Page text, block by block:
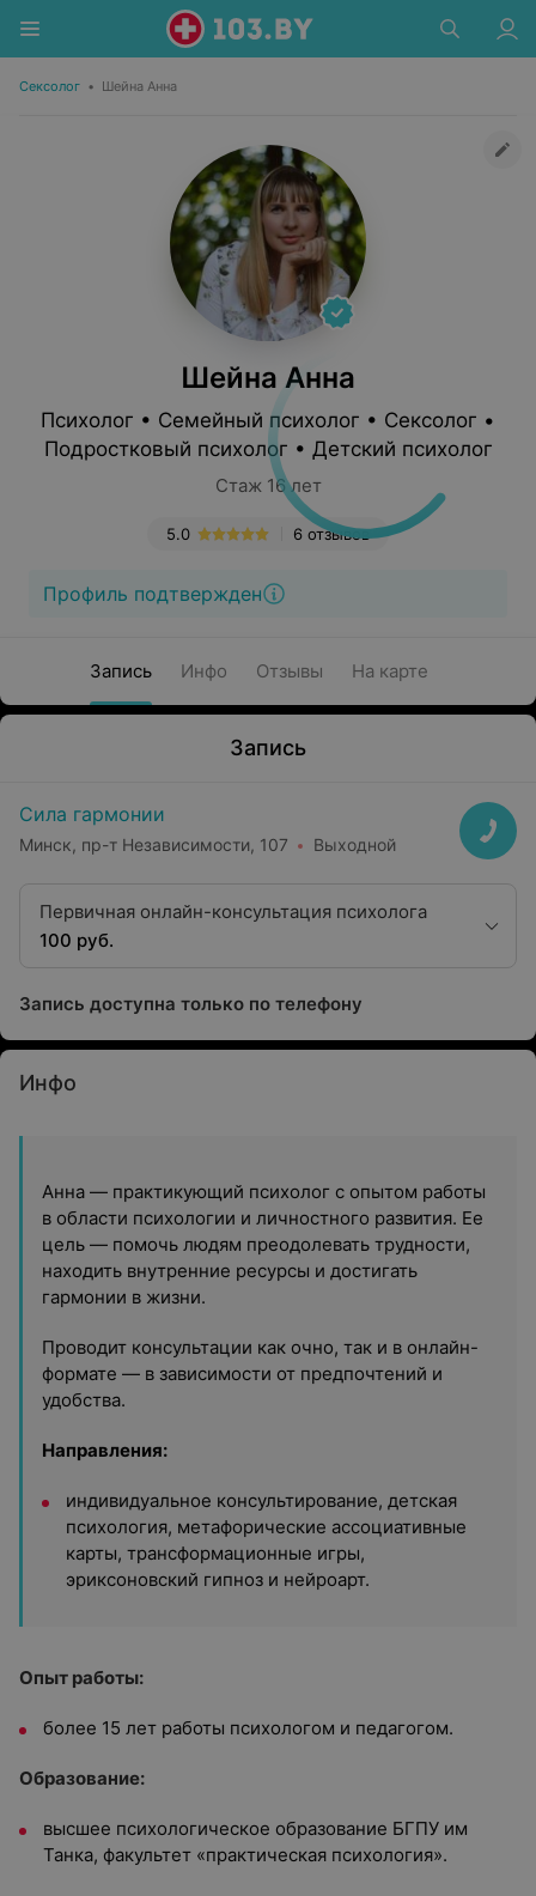
Сексолог • Шейна Анна
Шейна Анна
Психолог • Семейный психолог • Сексолог •
Подростковый психолог • Детский психолог
Стаж 16 лет
6 отзывов
5.0
Профиль подтвержден
Запись Инфо Отзывы На карте
Запись
Сила гармонии
Минск, пр-т Независимости, 107 Выходной
Первичная онлайн-консультация психолога
100 руб.
Запись доступна только по телефону
Инфо
Анна — практикующий психолог с опытом работы
в области психологии и личностного развития. Ее
цель — помочь людям преодолевать трудности,
находить внутренние ресурсы и достигать
гармонии в жизни.
Проводит консультации как очно, так и в онлайн-
формате — в зависимости от предпочтений и
удобства.
Направления:
индивидуальное консультирование, детская
психология, метафорические ассоциативные
карты, трансформационные игры,
эриксоновский гипноз и нейроарт.
Опыт работы:
более 15 лет работы психологом и педагогом.
Образование:
высшее психологическое образование БГПУ им
Танка, факультет «практическая психология».